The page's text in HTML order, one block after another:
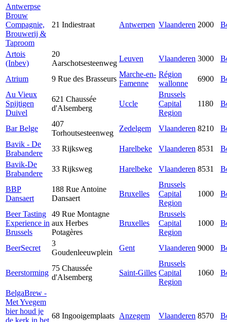
Antwerpse
Brouw
Compagnie,
Brouwerij &
Taproom
21 Indiestraat Antwerpen Vlaanderen 2000
Artois
(Inbev)
20
Aarschotsesteenweg
Leuven Vlaanderen 3000
Atrium 9 Rue des Brasseurs
Marche-en-
Famenne
Région
wallonne
6900
Au Vieux
Spijtigen
Duivel
621 Chaussée
d'Alsemberg
Uccle
Brussels
Capital
Region
1180
Bar Belge
407
Torhoutsesteenweg
Zedelgem Vlaanderen 8210
Bavik - De
Brabandere
33 Rijksweg Harelbeke Vlaanderen 8531
Bavik-De
Brabandere
33 Rijksweg Harelbeke Vlaanderen 8531
BBP
Dansaert
188 Rue Antoine
Dansaert
Bruxelles
Brussels
Capital
Region
1000
Beer Tasting
Experience in
Brussels
49 Rue Montagne
aux Herbes
Potagères
Bruxelles
Brussels
Capital
Region
1000
BeerSecret
3
Goudenleeuwplein
Gent Vlaanderen 9000
Beerstorming
75 Chaussée
d'Alsemberg
Saint-Gilles
Brussels
Capital
Region
1060
BelgaBrew -
Met Yvegem
bier houd je
de kerk in het
68 Ingooigemplaats Anzegem Vlaanderen 8570